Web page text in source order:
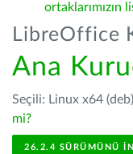
ortaklarımızın
LibreOffice
Ana
Seçili: Linux x64
mi?
26.2.4 SÜRÜMÜNÜ